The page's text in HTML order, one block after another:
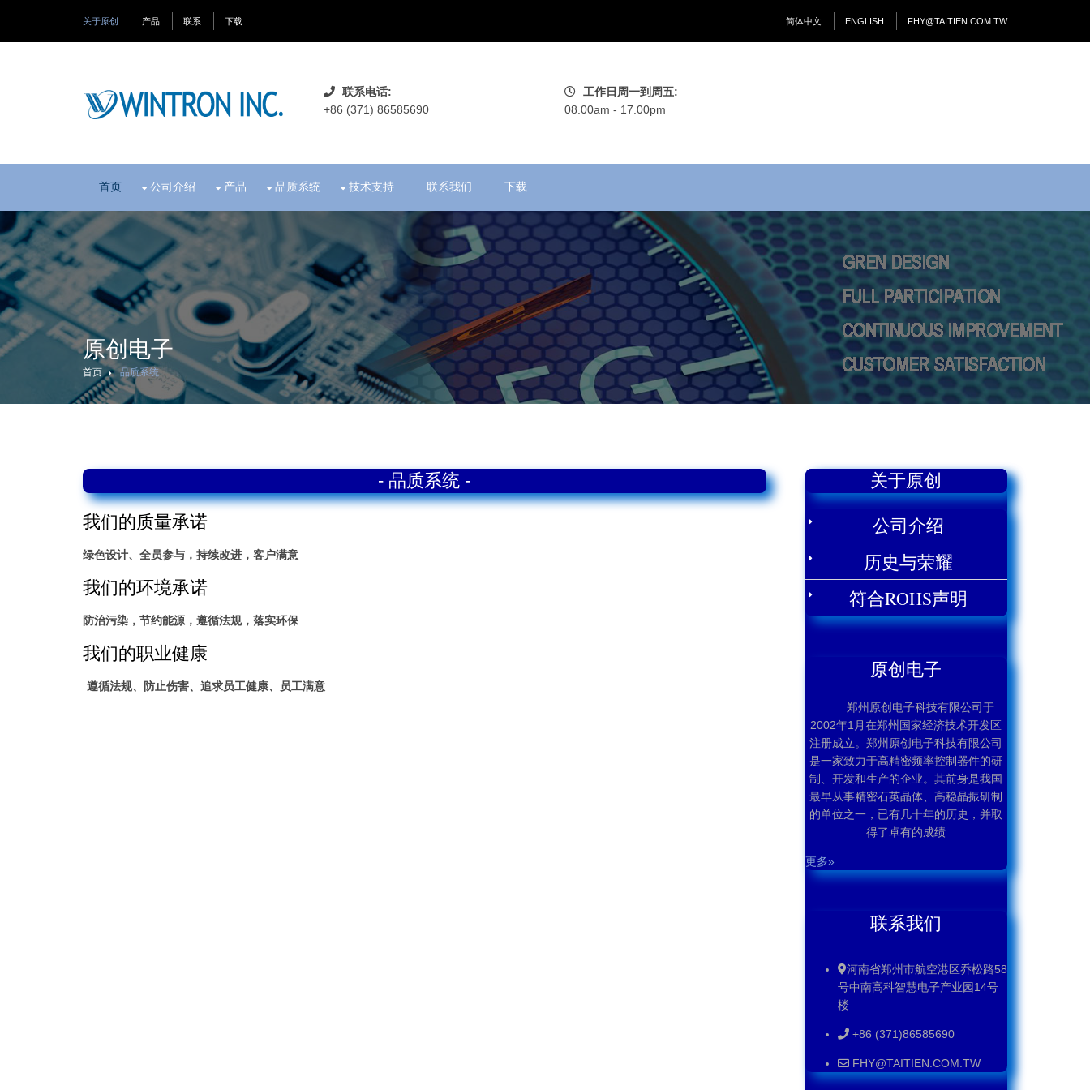
关于原创 产品 联系 下载 FHY@TAITIEN.COM.TW
简体中文 ENGLISH
联系电话:
+86 (371) 86585690
工作日周一到周五:
08.00am - 17.00pm
首页 公司介绍 产品 品质系统 技术支持 联系我们 下载
原创电子
首页 品质系统
- 品质系统 -
我们的质量承诺
绿色设计、全员参与，持续改进，客户满意
我们的环境承诺
防治污染，节约能源，遵循法规，落实环保
我们的职业健康
遵循法规、防止伤害、追求员工健康、员工满意
关于原创
公司介绍
历史与荣耀
符合ROHS声明
原创电子
郑州原创电子科技有限公司于
2002年1月在郑州国家经济技术开发区
注册成立。郑州原创电子科技有限公司
是一家致力于高精密频率控制器件的研
制、开发和生产的企业。其前身是我国
最早从事精密石英晶体、高稳晶振研制
的单位之一，已有几十年的历史，并取
得了卓有的成绩
更多»
联系我们
河南省郑州市航空港区乔松路58
号中南高科智慧电子产业园14号
楼
+86 (371)86585690
FHY@TAITIEN.COM.TW